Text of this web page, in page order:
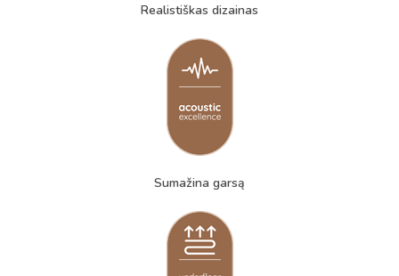
Realistiškas dizainas
Sumažina garsą